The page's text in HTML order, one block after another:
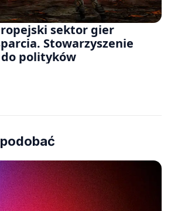
sektor gier
Stowarzyszenie
polityków